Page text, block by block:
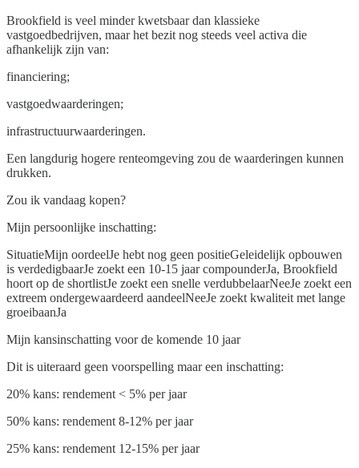
Brookfield is veel minder kwetsbaar dan klassieke
vastgoedbedrijven, maar het bezit nog steeds veel activa die
afhankelijk zijn van:
financiering;
vastgoedwaarderingen;
infrastructuurwaarderingen.
Een langdurig hogere renteomgeving zou de waarderingen kunnen
drukken.
Zou ik vandaag kopen?
Mijn persoonlijke inschatting:
SituatieMijn oordeelJe hebt nog geen positieGeleidelijk opbouwen
is verdedigbaarJe zoekt een 10-15 jaar compounderJa, Brookfield
hoort op de shortlistJe zoekt een snelle verdubbelaarNeeJe zoekt een
extreem ondergewaardeerd aandeelNeeJe zoekt kwaliteit met lange
groeibaanJa
Mijn kansinschatting voor de komende 10 jaar
Dit is uiteraard geen voorspelling maar een inschatting:
20% kans: rendement < 5% per jaar
50% kans: rendement 8-12% per jaar
25% kans: rendement 12-15% per jaar